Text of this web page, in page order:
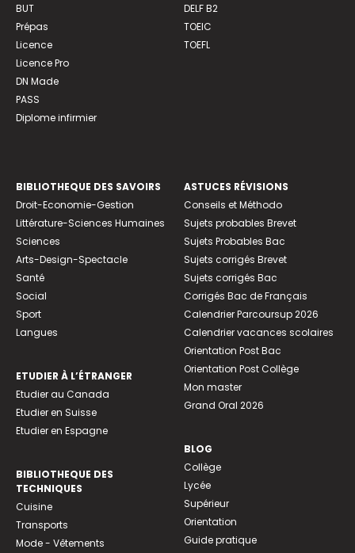
BUT
Prépas
Licence
Licence Pro
DN Made
PASS
Diplome infirmier
DELF B2
TOEIC
TOEFL
BIBLIOTHEQUE DES SAVOIRS
Droit-Economie-Gestion
Littérature-Sciences Humaines
Sciences
Arts-Design-Spectacle
Santé
Social
Sport
Langues
ETUDIER À L’ÉTRANGER
Etudier au Canada
Etudier en Suisse
Etudier en Espagne
BIBLIOTHEQUE DES
TECHNIQUES
Cuisine
Transports
Mode - Vêtements
ASTUCES RÉVISIONS
Conseils et Méthodo
Sujets probables Brevet
Sujets Probables Bac
Sujets corrigés Brevet
Sujets corrigés Bac
Corrigés Bac de Français
Calendrier Parcoursup 2026
Calendrier vacances scolaires
Orientation Post Bac
Orientation Post Collège
Mon master
Grand Oral 2026
BLOG
Collège
Lycée
Supérieur
Orientation
Guide pratique